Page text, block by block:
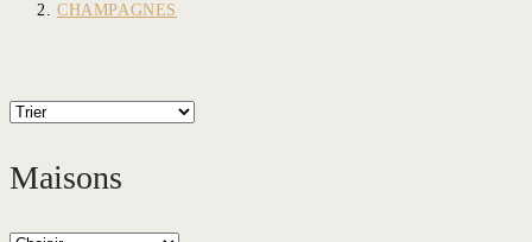
CHAMPAGNES
Maisons